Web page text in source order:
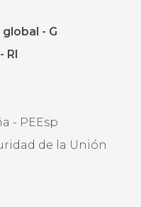
- G
RI
- PEEsp
de la Unión